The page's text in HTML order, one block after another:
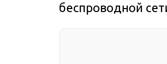
беспроводной